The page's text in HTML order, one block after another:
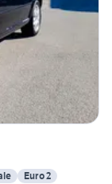
Euro 2